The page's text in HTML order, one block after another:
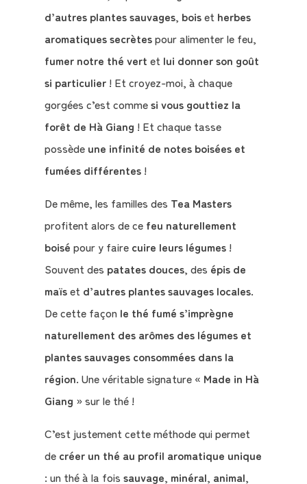
d’autres plantes sauvages, boiset herbes
aromatiques secrètespour alimenter le feu,
fumer notre thé vert et lui donner son goût
si particulier! Et croyez-moi, à chaque
gorgées c’est commesi vous gouttiez la
forêt de Hà Giang ! Et chaque tasse
possède une infinité de notes boisées et
fumées différentes!
De même, les familles des Tea Masters
profitent alors de ce feu naturellement
boisé pour y faire cuire leurs légumes!
Souvent des patates douces, des épis de
maïset d’autres plantes sauvages locales.
De cette façonle thé fumé s’imprègne
naturellement des arômes des légumes et
plantes sauvages consommées dans la
région. Une véritable signature « Made in Hà
Giang » sur le thé !
C’est justement cette méthode qui permet
decréer un thé au profil aromatique unique
: un thé à la fois sauvage, minéral, animal,